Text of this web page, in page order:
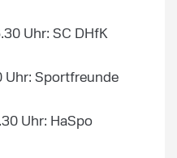
Uhr: SC DHfK
Uhr: Sportfreunde
Uhr: HaSpo